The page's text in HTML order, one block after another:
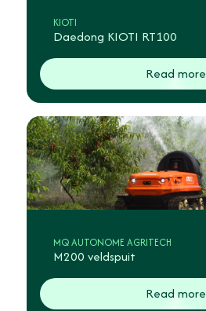
KIOTI
Daedong KIOTI RT100
Read more
MQ AUTONOME AGRITECH
M200 veldspuit
Read more